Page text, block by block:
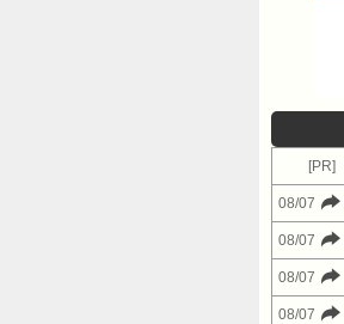
[PR]
08/07
08/07
08/07
08/07